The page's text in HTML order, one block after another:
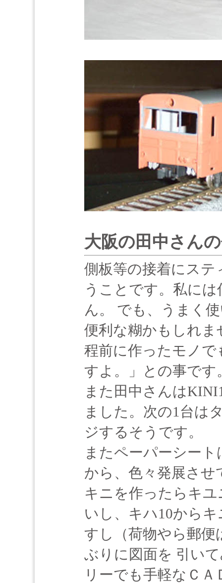
大阪の田中さん
側板等の接着にス
うことです。私に
ん。 でも、うまく
便利な糊かもしれま
程前に作ったモノ
すよ。」との事です
また田中さんは
ました。次の1台は
ジするそうです。
またペーパーシー
から、色々発展さ
キニを作ったらキ
いし、キハ10から
すし（荷物やら郵
ぶりに図面を 引い
リーでも手軽なＣ